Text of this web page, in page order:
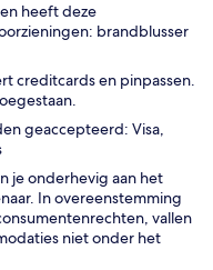
heeft deze
brandblusser
creditcards en pinpassen.
geaccepteerd: Visa,
je onderhevig aan het
In overeenstemming
vallen
niet onder het